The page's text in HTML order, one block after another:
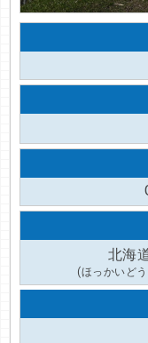
北海
(ほっかいど